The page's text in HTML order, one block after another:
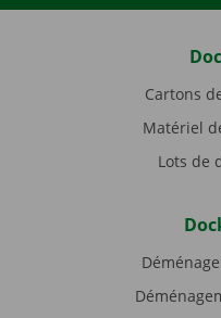
Cartons
Matériel
Lots de